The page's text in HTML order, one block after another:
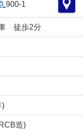
900-1
車 徒歩2分
)
造)